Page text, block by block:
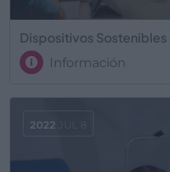
Dispositivos
Información
2022